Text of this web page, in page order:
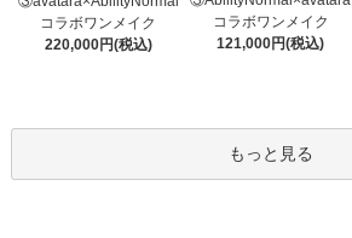
コラボワンメイク
220,000円(税込)
コラボワンメイク
121,000円(税込)
もっと見る